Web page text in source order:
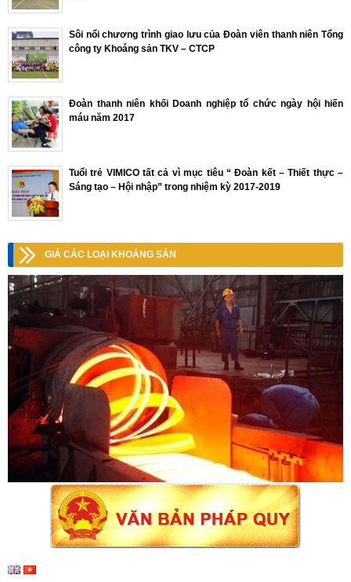
Sôi nổi chương trình giao lưu của Đoàn viên thanh niên Tổng
công ty Khoáng sản TKV – CTCP
Đoàn thanh niên khối Doanh nghiệp tổ chức ngày hội hiến
máu năm 2017
Tuổi trẻ VIMICO tất cả vì mục tiêu “ Đoàn kết – Thiết thực –
Sáng tạo – Hội nhập” trong nhiệm kỳ 2017-2019
GIÁ CÁC LOẠI KHOÁNG SẢN